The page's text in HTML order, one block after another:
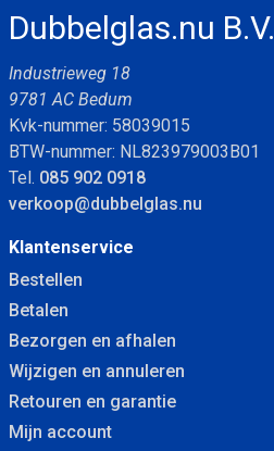
Dubbelglas.nu B.V.
Industrieweg 18
9781 AC Bedum
Kvk-nummer: 58039015
BTW-nummer: NL823979003B01
Tel. 085 902 0918
verkoop@dubbelglas.nu
Klantenservice
Bestellen
Betalen
Bezorgen en afhalen
Wijzigen en annuleren
Retouren en garantie
Mijn account